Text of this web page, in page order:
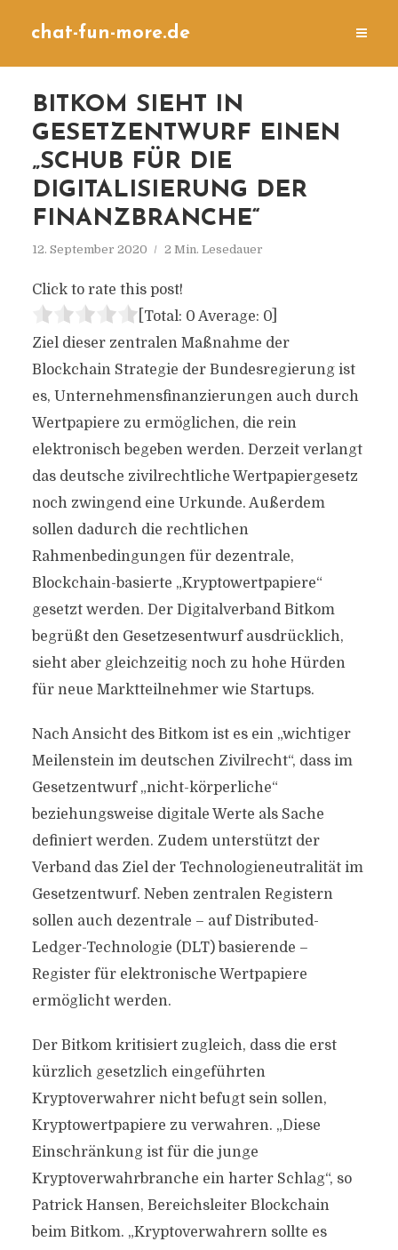
chat-fun-more.de
BITKOM SIEHT IN
GESETZENTWURF EINEN
„SCHUB FÜR DIE
DIGITALISIERUNG DER
FINANZBRANCHE“
12. September 2020 2 Min. Lesedauer
Click to rate this post!
[Total: 0 Average: 0]
Ziel dieser zentralen Maßnahme der
Blockchain Strategie der Bundesregierung ist
es, Unternehmensfinanzierungen auch durch
Wertpapiere zu ermöglichen, die rein
elektronisch begeben werden. Derzeit verlangt
das deutsche zivilrechtliche Wertpapiergesetz
noch zwingend eine Urkunde. Außerdem
sollen dadurch die rechtlichen
Rahmenbedingungen für dezentrale,
Blockchain-basierte „Kryptowertpapiere“
gesetzt werden. Der Digitalverband Bitkom
begrüßt den Gesetzesentwurf ausdrücklich,
sieht aber gleichzeitig noch zu hohe Hürden
für neue Marktteilnehmer wie Startups.
Nach Ansicht des Bitkom ist es ein „wichtiger
Meilenstein im deutschen Zivilrecht“, dass im
Gesetzentwurf „nicht-körperliche“
beziehungsweise digitale Werte als Sache
definiert werden. Zudem unterstützt der
Verband das Ziel der Technologieneutralität im
Gesetzentwurf. Neben zentralen Registern
sollen auch dezentrale – auf Distributed-
Ledger-Technologie (DLT) basierende –
Register für elektronische Wertpapiere
ermöglicht werden.
Der Bitkom kritisiert zugleich, dass die erst
kürzlich gesetzlich eingeführten
Kryptoverwahrer nicht befugt sein sollen,
Kryptowertpapiere zu verwahren. „Diese
Einschränkung ist für die junge
Kryptoverwahrbranche ein harter Schlag“, so
Patrick Hansen, Bereichsleiter Blockchain
beim Bitkom. „Kryptoverwahrern sollte es